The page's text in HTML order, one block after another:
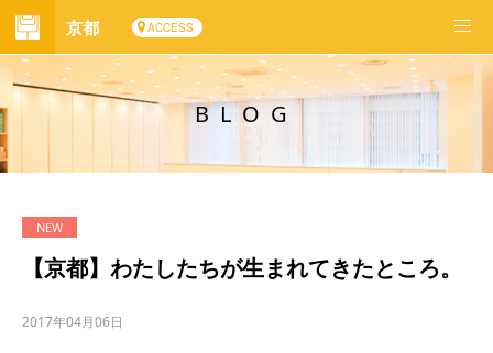
京都 ACCESS
BLOG
【京都】わたしたちが生まれてきたところ。
2017年04月06日